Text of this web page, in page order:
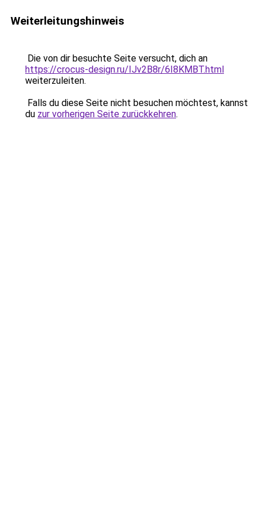
Weiterleitungshinweis
Die von dir besuchte Seite versucht, dich an
https://crocus-design.ru/IJv2B8r/6I8KMBT.html
weiterzuleiten.
Falls du diese Seite nicht besuchen möchtest, kannst
du zur vorherigen Seite zurückkehren.